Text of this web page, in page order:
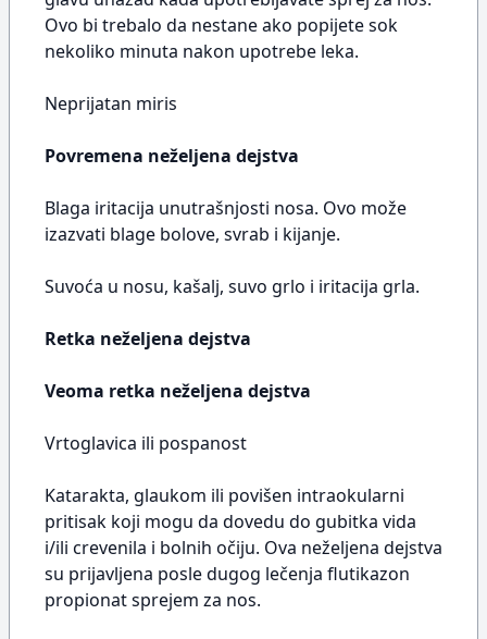
Ovo bi trebalo da nestane ako popijete sok
nekoliko minuta nakon upotrebe leka.
Neprijatan miris
Povremena neželjena dejstva
Blaga iritacija unutrašnjosti nosa. Ovo može
izazvati blage bolove, svrab i kijanje.
Suvoća u nosu, kašalj, suvo grlo i iritacija grla.
Retka neželjena dejstva
Veoma retka neželjena dejstva
Vrtoglavica ili pospanost
Katarakta, glaukom ili povišen intraokularni
pritisak koji mogu da dovedu do gubitka vida
i/ili crevenila i bolnih očiju. Ova neželjena dejstva
su prijavljena posle dugog lečenja flutikazon
propionat sprejem za nos.